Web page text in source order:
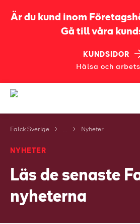
Är du kund inom
Gå till våra
KUNDSIDOR
Hälsa och
Tjänster
Utbildningar
Bli kund
Jobba på Falck
Falck Sverige ... Nyheter
NYHETER
Läs de senaste
nyheterna